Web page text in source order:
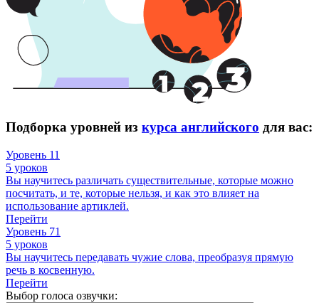
Подборка уровней из курса английского для вас:
Уровень 11
5 уроков
Вы научитесь различать существительные, которые можно
посчитать, и те, которые нельзя, и как это влияет на
использование артиклей.
Перейти
Уровень 71
5 уроков
Вы научитесь передавать чужие слова, преобразуя прямую
речь в косвенную.
Перейти
Выбор голоса озвучки: